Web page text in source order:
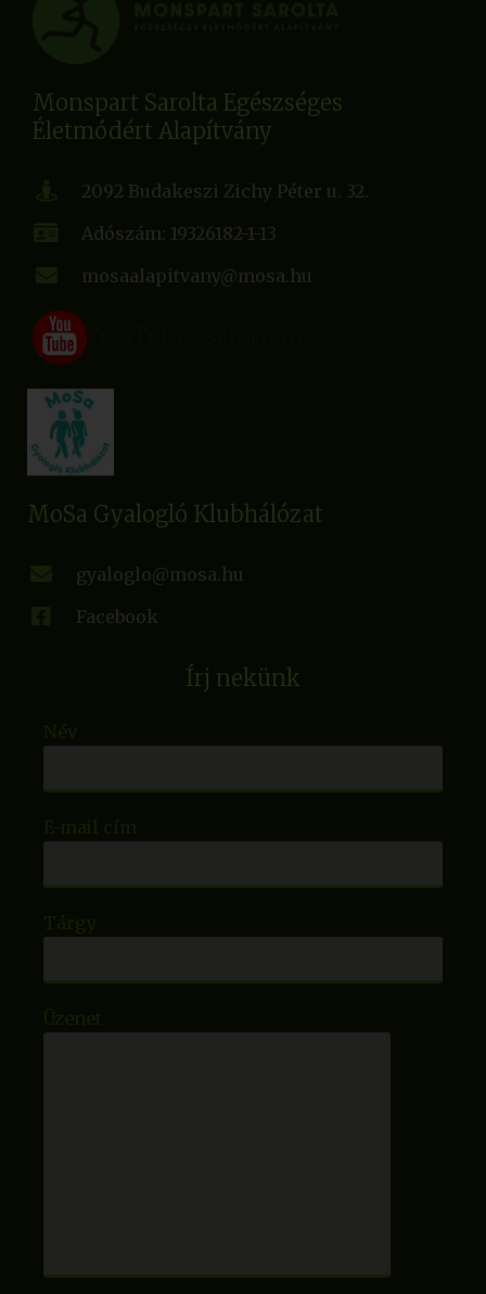
Monspart Sarolta Egészséges
Életmódért Alapítvány
2092 Budakeszi Zichy Péter u. 32.
Adószám: 19326182-1-13
mosaalapitvany@mosa.hu
MoSa Gyalogló Klubhálózat
gyaloglo@mosa.hu
Facebook
Írj nekünk